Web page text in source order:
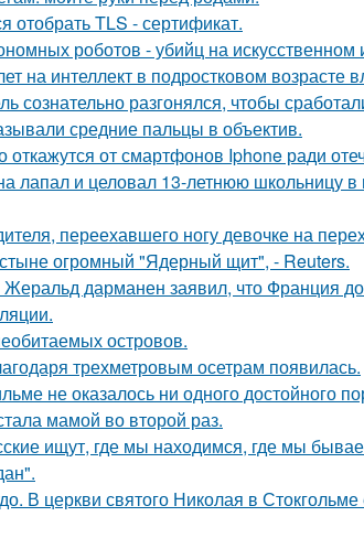
отобрать TLS - сертификат.
роботов - убийц на искусственном
на интеллект в подростковом возрасте
сознательно разгонялся, чтобы
средние пальцы в объектив.
откажутся от смартфонов Iphone ради
лапал и целовал 13-летнюю школьницу
переехавшего ногу девочке на
огромный "Ядерный щит", - Reuters.
дарманен заявил, что Франция
островов.
трехметровым осетрам появилась.
не оказалось ни одного достойного
мамой во второй раз.
ищут, где мы находимся, где мы
В церкви святого Николая в